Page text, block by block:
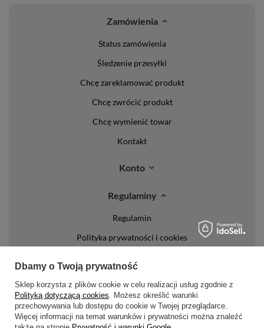
Zamówienia
Status zamówienia
Śledzenie przesyłki
Chcę zareklamować produkt
Chcę zwrócić produkt
Chcę wymienić towar
Kontakt
Konto
Regulaminy
Regulamin
Polityka prywatności i cookies
Formy dostawy
Media społecznościowe
Dbamy o Twoją prywatność
Sklep korzysta z plików cookie w celu realizacji usług zgodnie z
Polityką dotyczącą cookies. Możesz określić warunki
przechowywania lub dostępu do cookie w Twojej przeglądarce.
Więcej informacji na temat warunków i prywatności można znaleźć